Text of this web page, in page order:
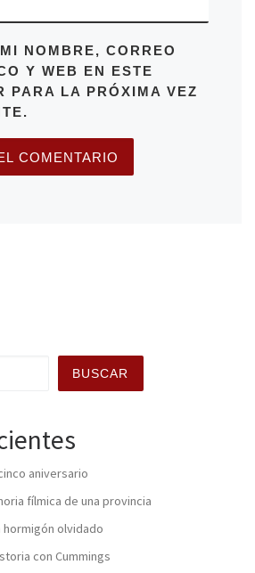
NOMBRE, CORREO
Y WEB EN ESTE
PARA LA PRÓXIMA VEZ
BUSCAR
aniversario
fílmica de una provincia
hormigón olvidado
con Cummings